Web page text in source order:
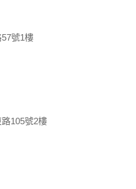
您個人的資料。對於您主動
用本網站隱私權保護政策，本
該資料或電子郵件上註明是由
說明。
您的個人識別資料。
或產品、服務的特定使用指
號1樓
105號2樓